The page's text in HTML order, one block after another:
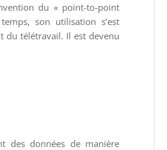
du « point-to-point
son utilisation s’est
du télétravail. Il est devenu
des données de manière